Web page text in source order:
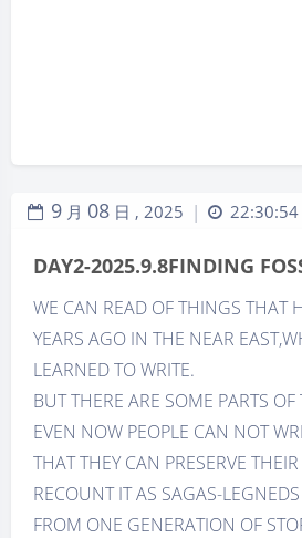
9 月 08 日 , 2025 | 22:30:54
DAY2-2025.9.8FINDING
WE CAN READ OF THINGS THAT
YEARS AGO IN THE NEAR
LEARNED TO WRITE.
BUT THERE ARE SOME PARTS
EVEN NOW PEOPLE CAN NOT
THAT THEY CAN PRESERVE
RECOUNT IT AS SAGAS-
FROM ONE GENERATION OF